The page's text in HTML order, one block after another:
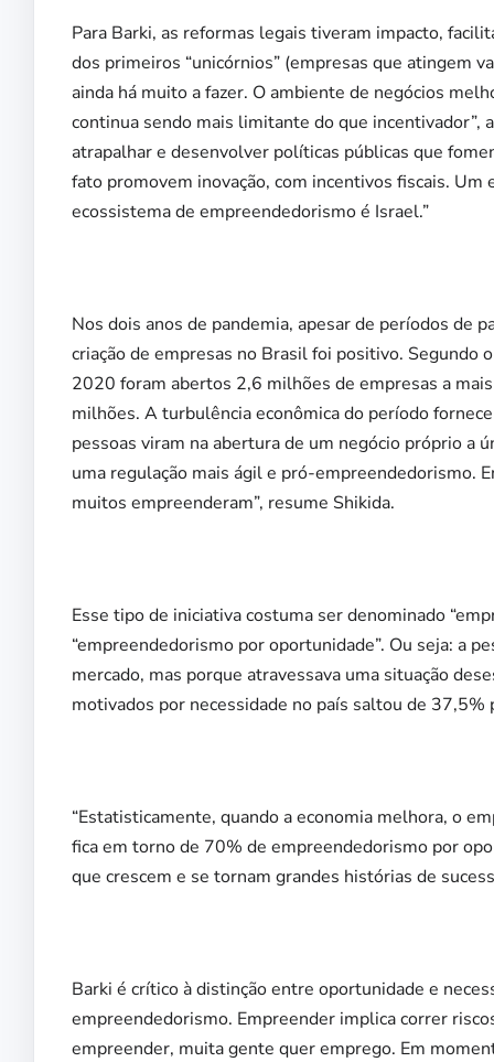
Para Barki, as reformas legais tiveram impacto,
dos primeiros “unicórnios” (empresas que atingem
ainda há muito a fazer. O ambiente de negócios
continua sendo mais limitante do que incentivador”,
atrapalhar e desenvolver políticas públicas que
fato promovem inovação, com incentivos fiscais.
ecossistema de empreendedorismo é Israel.”
Nos dois anos de pandemia, apesar de períodos de
criação de empresas no Brasil foi positivo. Segundo
2020 foram abertos 2,6 milhões de empresas a
milhões. A turbulência econômica do período
pessoas viram na abertura de um negócio próprio a
uma regulação mais ágil e pró-empreendedorismo.
muitos empreenderam”, resume Shikida.
Esse tipo de iniciativa costuma ser denominado
“empreendedorismo por oportunidade”. Ou seja: a
mercado, mas porque atravessava uma situação
motivados por necessidade no país saltou de
“Estatisticamente, quando a economia melhora, o
fica em torno de 70% de empreendedorismo por
que crescem e se tornam grandes histórias de
Barki é crítico à distinção entre oportunidade e
empreendedorismo. Empreender implica correr
empreender, muita gente quer emprego. Em